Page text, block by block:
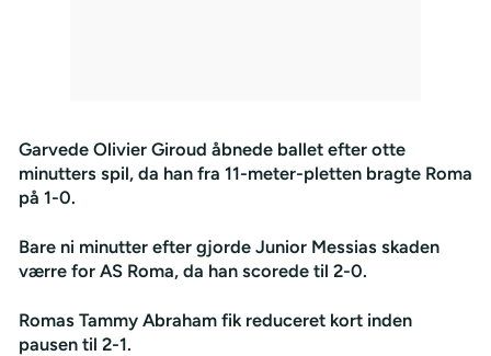
Garvede Olivier Giroud åbnede ballet efter otte
minutters spil, da han fra 11-meter-pletten bragte Roma
på 1-0.
Bare ni minutter efter gjorde Junior Messias skaden
værre for AS Roma, da han scorede til 2-0.
Romas Tammy Abraham fik reduceret kort inden
pausen til 2-1.